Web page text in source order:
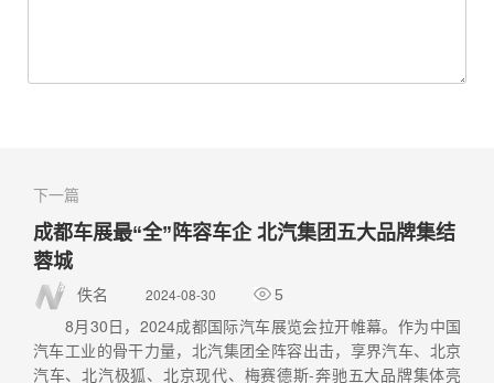
下一篇
成都车展最“全”阵容车企 北汽集团五大品牌集结
蓉城
佚名 2024-08-30 5
8月30日，2024成都国际汽车展览会拉开帷幕。作为中国
汽车工业的骨干力量，北汽集团全阵容出击，享界汽车、北京
汽车、北汽极狐、北京现代、梅赛德斯-奔驰五大品牌集体亮